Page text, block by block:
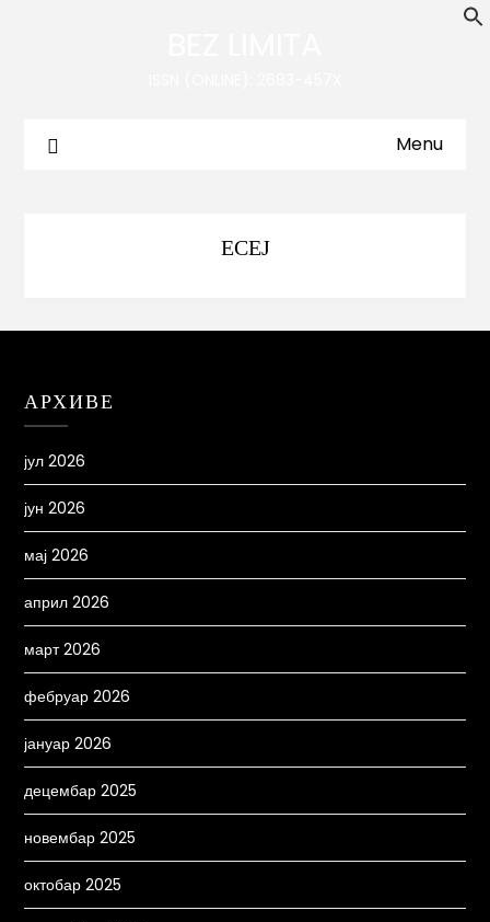
Menu
ЕСЕЈ
АРХИВЕ
јул 2026
јун 2026
мај 2026
април 2026
март 2026
фебруар 2026
јануар 2026
децембар 2025
новембар 2025
октобар 2025